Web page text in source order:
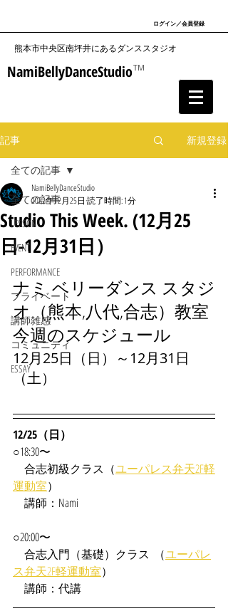
ログイン／会員登録
​熊本市中央区南坪井にあるダンススタジオ
NamiBellyDanceStudioTM
記事 新規登録
全ての記事
LESSON
EVENT
PERFORMANCE
プライベート
講師雑感
コミュニティ
ESSAY
全ての記事
Studio This Week. (12月25
日-12月31日）
NamiBellyDanceStudio
2022年12月25日 読了時間: 1分
ナミ ベリーダンス スタジ
オ（熊本,八代,合志）教室
今週のスケジュール
12月25日（日）～12月31日
（土）
12/25（日）
○18:30〜
合志初級クラス（ユーパレス弁天2F軽
運動室）
講師：Nami
○20:00〜
合志入門（基礎）クラス  （ユーパレ
ス弁天2F軽運動室）
講師：代講